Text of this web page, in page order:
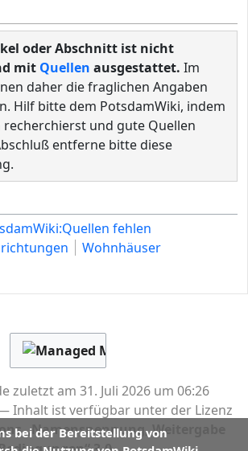
oder Abschnitt ist nicht
mit Quellen ausgestattet. Im
daher die fraglichen Angaben
Hilf bitte dem PotsdamWiki, indem
recherchierst und gute Quellen
entferne bitte diese
fehlen
Wohnhäuser
bei der Bereitstellung von
zuletzt am 31. Juli 2026 um 06:26
Inhalt ist verfügbar unter der Lizenz
„Namensnennung, Weitergabe